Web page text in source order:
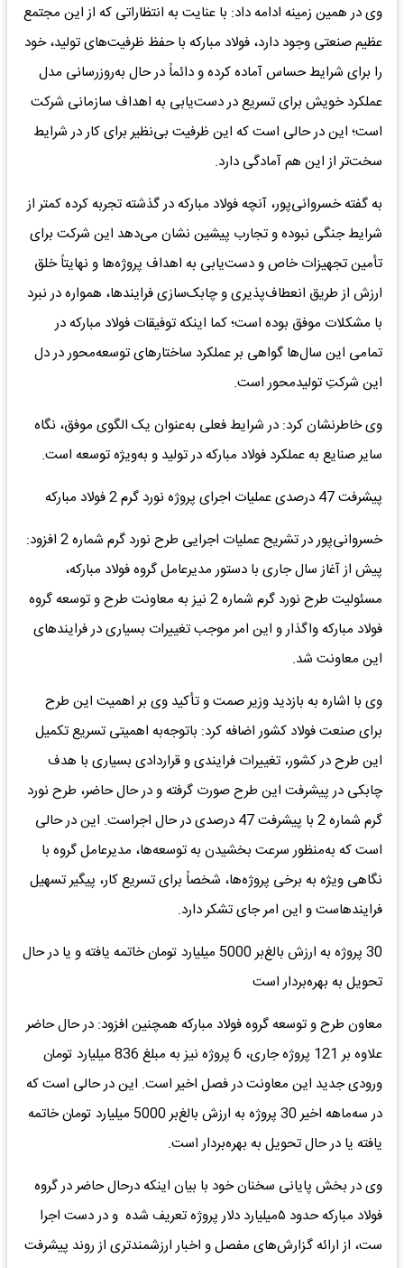
وی در همین زمینه ادامه داد: با عنایت به انتظاراتی که از این مجتمع
عظیم صنعتی وجود دارد، فولاد مبارکه با حفظ ظرفیت‌های تولید، خود
را برای شرایط حساس آماده کرده و دائماً در حال به‌روزرسانی مدل
عملکرد خویش برای تسریع در دست‌یابی به اهداف سازمانی شرکت
است؛ این در حالی است که این ظرفیت بی‌نظیر برای کار در شرایط
سخت‌تر از این هم آمادگی دارد.
به گفته خسروانی‌پور، آنچه فولاد مبارکه در گذشته تجربه کرده کمتر از
شرایط جنگی نبوده و تجارب پیشین نشان می‌دهد این شرکت برای
تأمین تجهیزات خاص و دست‌‌یابی به اهداف پروژه‌ها و نهایتاً خلق
ارزش از طریق انعطاف‌پذیری و چابک‌سازی فرایندها، همواره در نبرد
با مشکلات موفق بوده است؛ کما اینکه توفیقات فولاد مبارکه در
تمامی این سال‌ها گواهی بر عملکرد ساختارهای توسعه‌محور در دل
این شرکتِ تولیدمحور است.
وی خاطرنشان کرد: در شرایط فعلی به‌عنوان یک الگوی موفق، نگاه
سایر صنایع به عملکرد فولاد مبارکه در تولید و به‌ویژه توسعه است.
پیشرفت 47 درصدی عملیات اجرای پروژه نورد گرم 2 فولاد مبارکه
خسروانی‌پور در تشریح عملیات اجرایی طرح نورد گرم شماره 2 افزود:
پیش از آغاز سال جاری با دستور مدیرعامل گروه فولاد مبارکه،
مسئولیت طرح نورد گرم شماره 2 نیز به معاونت طرح و توسعه گروه
فولاد مبارکه واگذار و این امر موجب تغییرات بسیاری در فرایندهای
این معاونت شد.
وی با اشاره به بازدید وزیر صمت و تأکید وی بر اهمیت این طرح
برای صنعت فولاد کشور اضافه کرد: باتوجه‌به اهمیتی تسریع تکمیل
این طرح در کشور، تغییرات فرایندی و قراردادی بسیاری با هدف
چابکی در پیشرفت این طرح صورت‌ گرفته و در حال حاضر، طرح نورد
گرم شماره 2 با پیشرفت 47 درصدی در حال اجراست. این در حالی
است که به‌منظور سرعت بخشیدن به توسعه‌ها، مدیرعامل گروه با
نگاهی ویژه به برخی پروژه‌ها، شخصاً برای تسریع کار، پیگیر تسهیل
فرایندهاست و این امر جای تشکر دارد.
30 پروژه به ارزش بالغ‌بر 5000 میلیارد تومان خاتمه یافته و یا در حال
تحویل به بهره‌بردار است
معاون طرح و توسعه گروه فولاد مبارکه همچنین افزود: در حال حاضر
علاوه بر 121 پروژه جاری، 6 پروژه نیز به مبلغ 836 میلیارد تومان
ورودی جدید این معاونت در فصل اخیر است. این در حالی است که
در سه‌ماهه اخیر 30 پروژه به ارزش بالغ‌بر 5000 میلیارد تومان خاتمه
یافته یا در حال تحویل به بهره‌بردار است.
وی در بخش پایانی سخنان خود با بیان اینکه درحال حاضر در گروه
فولاد مبارکه حدود ۵میلیارد دلار پروژه تعریف شده و در دست اجرا
ست، از ارائه گزارش‌های مفصل و اخبار ارزشمندتری از روند پیشرفت